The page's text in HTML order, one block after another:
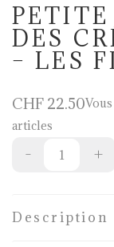
DES
– LES
CHF 22.50
articles
Description